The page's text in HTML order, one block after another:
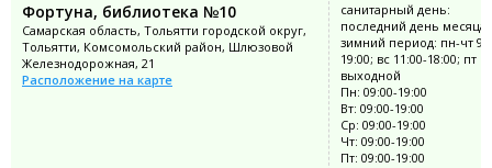
Фортуна, библиотека №10
Самарская область, Тольятти городской округ,
Тольятти, Комсомольский район, Шлюзовой
Железнодорожная, 21
Расположение на карте
санитарный день:
последний день месяца;
зимний период: пн-чт
19:00; вс 11:00-18:00; пт
выходной
Пн: 09:00-19:00
Вт: 09:00-19:00
Ср: 09:00-19:00
Чт: 09:00-19:00
Пт: 09:00-19:00